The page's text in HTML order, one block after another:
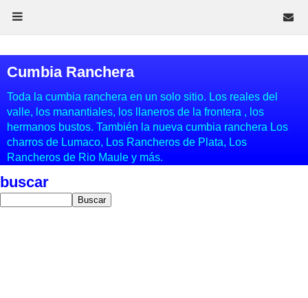
Cumbia Ranchera
Toda la cumbia ranchera en un solo sitio. Los reales del
valle, los manantiales, los llaneros de la frontera , los
hermanos bustos. También la nueva cumbia ranchera Los
charros de Lumaco, Los Rancheros de Plata, Los
Rancheros de Rio Maule y más.
buscar